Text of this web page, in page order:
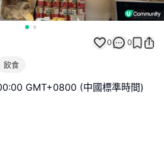
0 0
飲食